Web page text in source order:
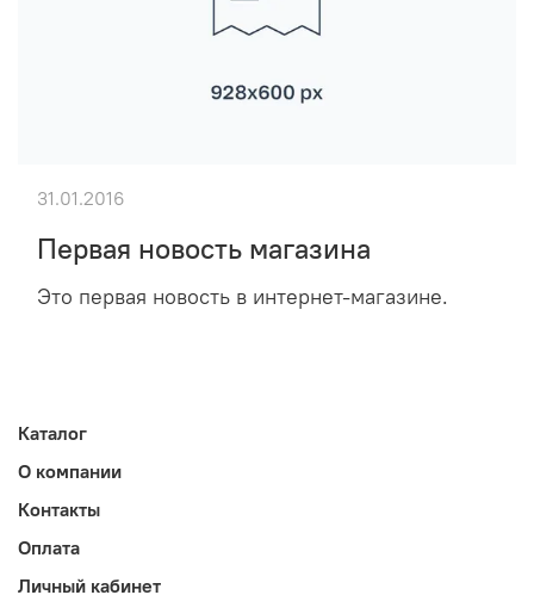
Первая новость магазина
Это первая новость в интернет-магазине.
31.01.2016
Каталог
О компании
Контакты
Оплата
Личный кабинет